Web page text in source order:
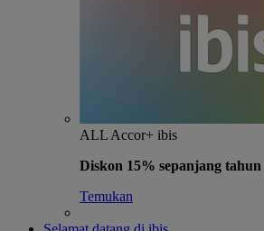
ALL Accor+ ibis
Diskon 15% sepanjang tahun
Temukan